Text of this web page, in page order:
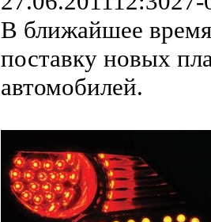
В ближайшее
поставку новых
автомобилей.